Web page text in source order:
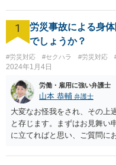
1
労災事故による身
でしょうか？
#労災対応 #セクハラ #労災対応
2024年1月4日
労働・雇用に強い弁護士
山本 恭輔 弁護士
大変なお怪我をされ、その上
と存じます。まずはお見舞い
に立てればと思い、ご質問に
我に関しては労災保険からの